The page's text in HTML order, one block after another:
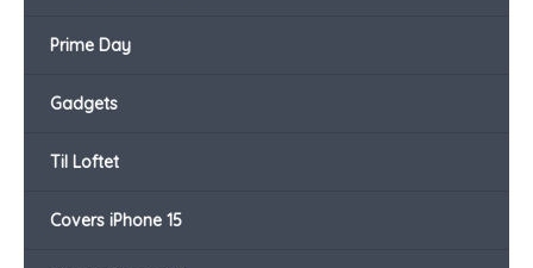
Prime Day
Gadgets
Til Loftet
Covers iPhone 15